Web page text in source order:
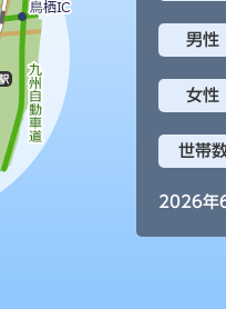
男性
女性
世帯
2026年